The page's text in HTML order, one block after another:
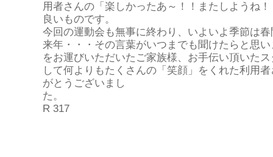
用者さんの「楽しかったあ～！！またしようね
良いものです。
今回の運動会も無事に終わり、いよいよ季節は
来年・・・その言葉がいつまでも聞けたらと思
をお運びいただいたご家族様、お手伝い頂いた
して何よりもたくさんの「笑顔」をくれた利用
がとうございまし
た
R 317